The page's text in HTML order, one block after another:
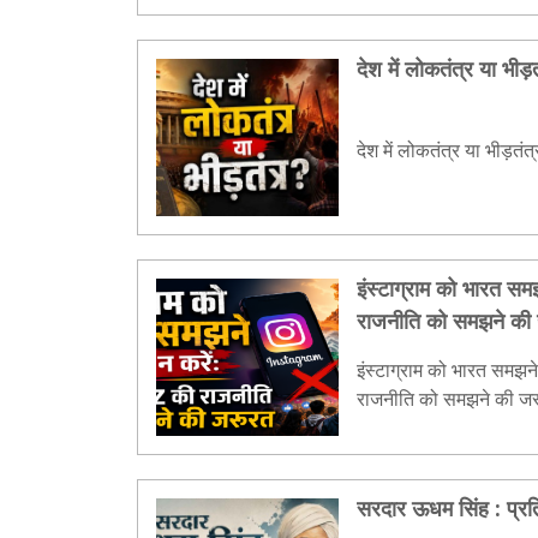
था। कुछ ही क्षणों में एक
गया। लगभग 70 हजार
विकिरण तथा अन्य
विश्व युद्ध का अंत तो
देश में लोकतंत्र या
देश में लोकतंत्र या
इंस्टाग्राम को भारत
राजनीति को समझने
इंस्टाग्राम को भारत
राजनीति को समझने की
सरदार ऊधम सिंह :